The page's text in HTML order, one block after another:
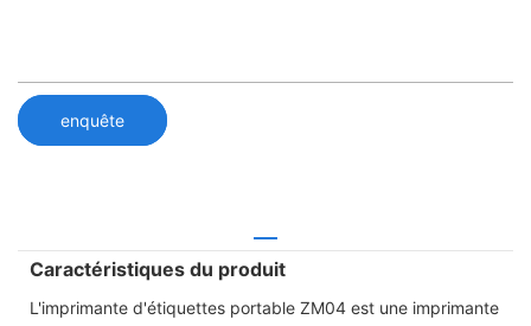
enquête
Caractéristiques du produit
L'imprimante d'étiquettes portable ZM04 est une imprimante